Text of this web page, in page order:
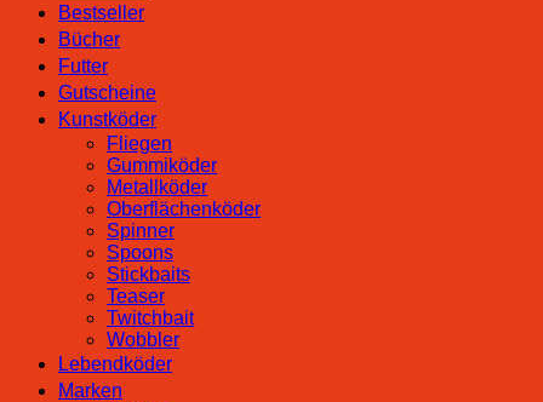
Bestseller
Bücher
Futter
Gutscheine
Kunstköder
Fliegen
Gummiköder
Metallköder
Oberflächenköder
Spinner
Spoons
Stickbaits
Teaser
Twitchbait
Wobbler
Lebendköder
Marken